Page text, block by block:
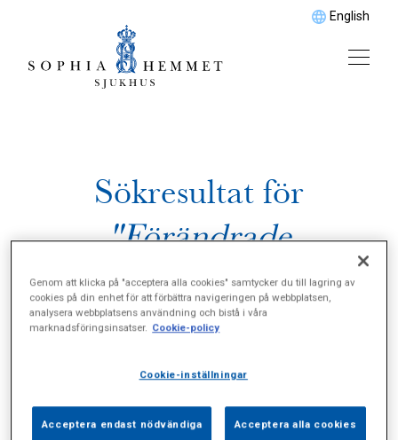
English
Sökresultat för
"Förändrade
avföringsvanor"
Genom att klicka på "acceptera alla cookies" samtycker du till lagring av
cookies på din enhet för att förbättra navigeringen på webbplatsen,
analysera webbplatsens användning och bistå i våra
marknadsföringsinsatser. Cookie-policy
Cookie-inställningar
Acceptera endast nödvändiga Acceptera alla cookies